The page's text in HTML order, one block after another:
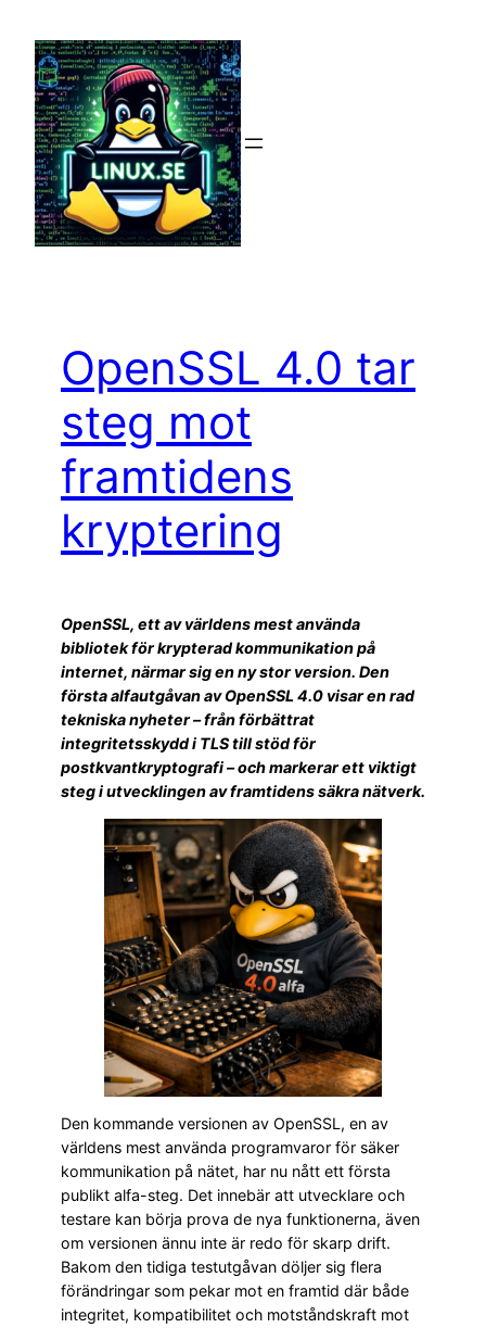
innehåll
OpenSSL 4.0 tar
steg mot
framtidens
kryptering
OpenSSL, ett av världens mest använda
bibliotek för krypterad kommunikation på
internet, närmar sig en ny stor version. Den
första alfautgåvan av OpenSSL 4.0 visar en rad
tekniska nyheter – från förbättrat
integritetsskydd i TLS till stöd för
postkvantkryptografi – och markerar ett viktigt
steg i utvecklingen av framtidens säkra nätverk.
Den kommande versionen av OpenSSL, en av
världens mest använda programvaror för säker
kommunikation på nätet, har nu nått ett första
publikt alfa-steg. Det innebär att utvecklare och
testare kan börja prova de nya funktionerna, även
om versionen ännu inte är redo för skarp drift.
Bakom den tidiga testutgåvan döljer sig flera
förändringar som pekar mot en framtid där både
integritet, kompatibilitet och motståndskraft mot